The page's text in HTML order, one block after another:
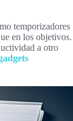
temporizadores
en los objetivos.
a otro